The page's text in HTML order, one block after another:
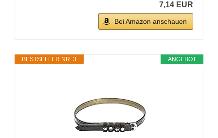
7,14 EUR
Bei Amazon anschauen
ANGEBOT
BESTSELLER NR. 3